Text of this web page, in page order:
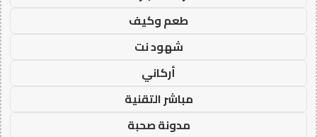
طعم وكيف
شهود نت
أركاني
مباشر التقنية
مدونة صحبة